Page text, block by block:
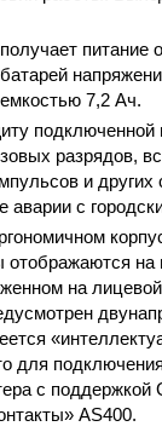
получает питание
батарей
емкостью 7,2 Ач.
подключенной
разрядов,
и других
аварии с
отображаются
на
для
с
AS400.